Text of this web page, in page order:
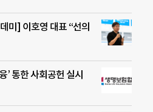
미] 이호영 대표 “선의
’ 통한 사회공헌 실시